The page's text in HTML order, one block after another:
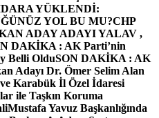
YÜKLENDİ:
YOL BU MU?CHP
ADAY ADAYI YALAV ,
DAKİKA : AK Parti’nin
Belli OlduSON DAKİKA : AK
Adayı Dr. Ömer Selim Alan
Karabük İl Özel İdaresi
ile Taşkın Koruma
Yavuz Başkanlığında